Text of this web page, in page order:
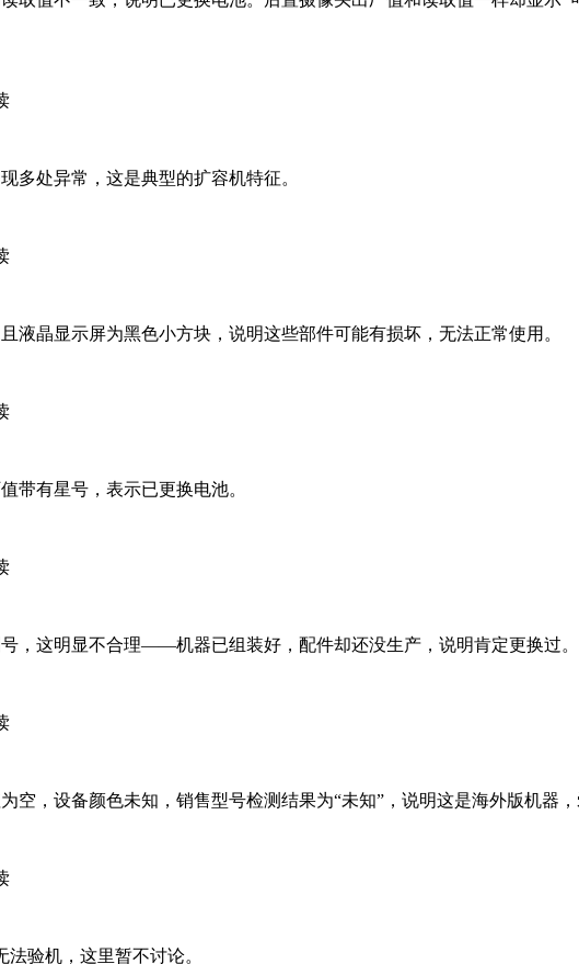
多处异常，这是典型的扩容机特征。
液晶显示屏为黑色小方块，说明这些部件可能有损坏，无法正常使用。
带有星号，表示已更换电池。
，这明显不合理——机器已组装好，配件却还没生产，说明肯定更换过。
空，设备颜色未知，销售型号检测结果为“未知”，说明这是海外版机器
验机，这里暂不讨论。